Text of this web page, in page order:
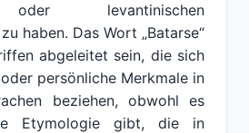
levantinischen
haben. Das Wort „Batarse“
abgeleitet sein, die sich
persönliche Merkmale in
beziehen, obwohl es
Etymologie gibt, die in